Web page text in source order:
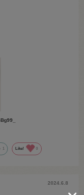
場のブログでご紹介し
みて下さい♪
がございます。
1 Like! 0
2024.6.8